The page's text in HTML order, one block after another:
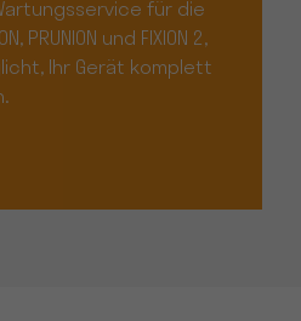
Wartungsservice für die
PRUNION und FIXION 2,
Ihr Gerät komplett